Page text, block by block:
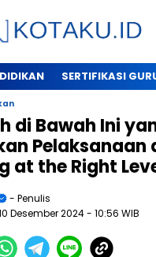
SERTIFIKASI
di Bawah Ini
Pelaksanaan
at the Right
- Penulis
Desember 2024- 10:56 WIB